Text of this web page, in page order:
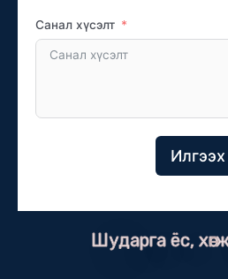
Санал хүсэлт
Илгээх
Шударга ёс,